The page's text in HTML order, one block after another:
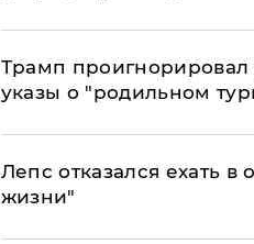
Трамп
указы о "родильном
Лепс отказался ехать
жизни"